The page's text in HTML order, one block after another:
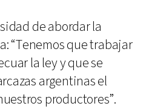
de abordar la
“Tenemos que trabajar
la ley y que se
argentinas el
productores”.